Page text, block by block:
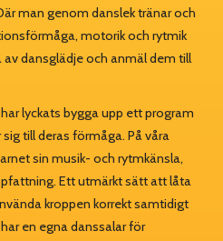
man genom danslek tränar och
motorik och rytmik
av dansglädje och anmäl dem till
lyckats bygga upp ett program
till deras förmåga. På våra
sin musik- och rytmkänsla,
Ett utmärkt sätt att låta
kroppen korrekt samtidigt
en egna danssalar för